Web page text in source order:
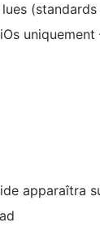
uniquement
apparaîtra